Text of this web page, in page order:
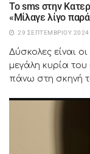
Το sms στην
«Μίλαγε λίγο
29 ΣΕΠΤΕΜΒΡΊΟΥ 2024
Δύσκολες είναι
μεγάλη κυρία
πάνω στη σκηνή